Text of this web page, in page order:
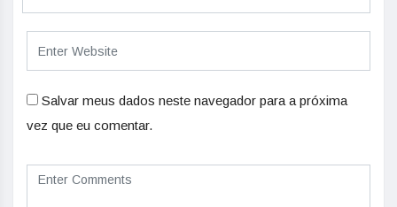
Salvar meus dados neste navegador para a próxima
vez que eu comentar.